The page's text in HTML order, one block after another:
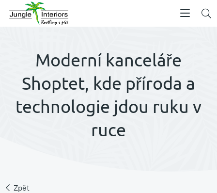
Moderní kanceláře
Shoptet, kde příroda a
technologie jdou ruku v
ruce
Zpět